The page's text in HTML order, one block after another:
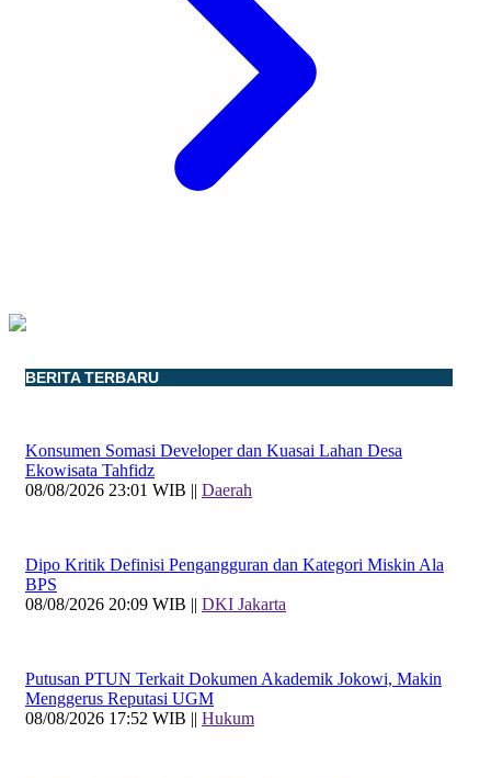
BERITA TERBARU
Konsumen Somasi Developer dan Kuasai Lahan Desa
Ekowisata Tahfidz
08/08/2026 23:01 WIB || Daerah
Dipo Kritik Definisi Pengangguran dan Kategori Miskin Ala
BPS
08/08/2026 20:09 WIB || DKI Jakarta
Putusan PTUN Terkait Dokumen Akademik Jokowi, Makin
Menggerus Reputasi UGM
08/08/2026 17:52 WIB || Hukum